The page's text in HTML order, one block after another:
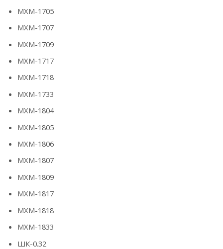
МХМ-1705
МХМ-1707
МХМ-1709
МХМ-1717
МХМ-1718
МХМ-1733
МХМ-1804
МХМ-1805
МХМ-1806
МХМ-1807
МХМ-1809
МХМ-1817
МХМ-1818
МХМ-1833
ШК-0.32